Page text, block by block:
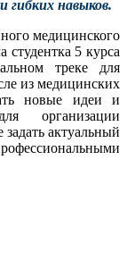
навыков.
медицинского
5 курса
треке для
из медицинских
новые идеи и
организации
задать актуальный